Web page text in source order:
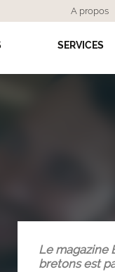
A propos
SERVICES
Le magazine
bretons est